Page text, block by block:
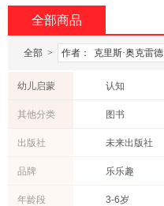
全部商品
全部 > 作者： 克里斯·奥克雷德
幼儿启蒙 认知
其他分类 图书
出版社 未来出版社
品牌 乐乐趣
年龄段 3-6岁
加